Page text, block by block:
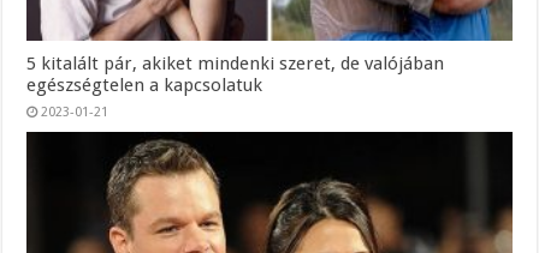
5 kitalált pár, akiket mindenki szeret, de valójában
egészségtelen a kapcsolatuk
2023-01-21